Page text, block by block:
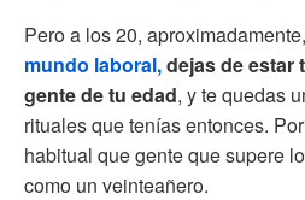
Pero a los 20, aproximadamente,
mundo laboral,dejas de estar
gente de tu edad, y te quedas
rituales que tenías entonces.
habitual que gente que supere
como un veinteañero.